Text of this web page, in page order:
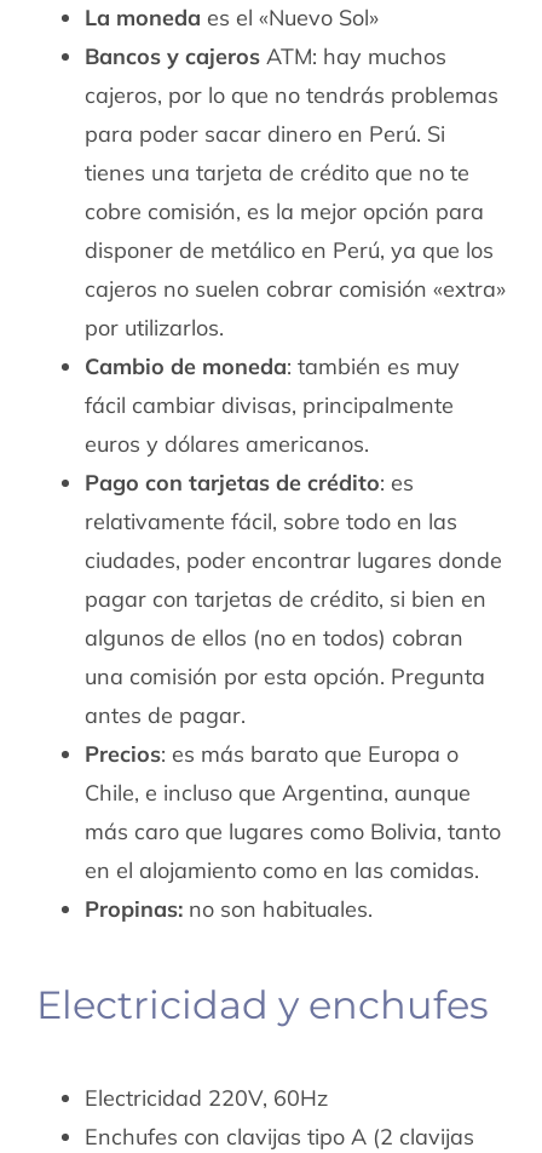
La moneda es el «Nuevo Sol»
Bancos y cajerosATM: hay muchos
cajeros, por lo que no tendrás problemas
para poder sacar dinero en Perú. Si
tienes una tarjeta de crédito que no te
cobre comisión, es la mejor opción para
disponer de metálico en Perú, ya que los
cajeros no suelen cobrar comisión «extra»
por utilizarlos.
Cambio de moneda: también es muy
fácil cambiar divisas, principalmente
euros y dólares americanos.
Pago con tarjetas de crédito: es
relativamente fácil, sobre todo en las
ciudades, poder encontrar lugares donde
pagar con tarjetas de crédito, si bien en
algunos de ellos (no en todos) cobran
una comisión por esta opción. Pregunta
antes de pagar.
Precios: es más barato que Europa o
Chile, e incluso que Argentina, aunque
más caro que lugares como Bolivia, tanto
en el alojamiento como en las comidas.
Propinas:no son habituales.
Electricidad y enchufes
Electricidad 220V, 60Hz
Enchufes con clavijas tipo A (2 clavijas